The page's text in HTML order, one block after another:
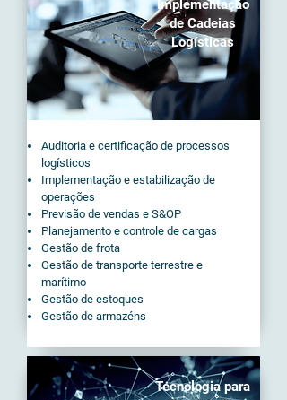
Implementação
de Cadeias
Logísticas
Auditoria e certificação de processos
logísticos
Implementação e estabilização de
operações
Previsão de vendas e S&OP
Planejamento e controle de cargas
Gestão de frota
Gestão de transporte terrestre e
marítimo
Gestão de estoques
Gestão de armazéns
Tecnologia para